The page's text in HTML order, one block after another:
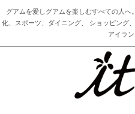
グアムを愛しグアムを楽しむすべての人
化、スポーツ、ダイニング、 ショッピング
アイラ